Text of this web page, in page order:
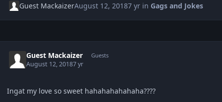
Guest MackaizerAugust 12, 20187 yr in Gags and Jokes
Guest Mackaizer Guests
August 12, 20187 yr
Ingat my love so sweet hahahahahahaha????